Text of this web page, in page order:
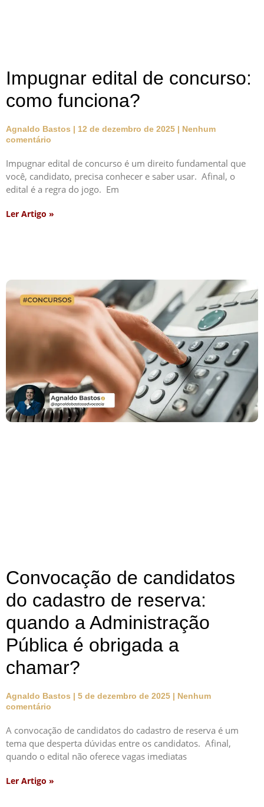
Impugnar edital de concurso:
como funciona?
Agnaldo Bastos 12 de dezembro de 2025
Nenhum
comentário
Impugnar edital de concurso é um direito fundamental que
você, candidato, precisa conhecer e saber usar. Afinal, o
edital é a regra do jogo. Em
Ler Artigo »
Convocação de candidatos
do cadastro de reserva:
quando a Administração
Pública é obrigada a
chamar?
Agnaldo Bastos 5 de dezembro de 2025
Nenhum
comentário
A convocação de candidatos do cadastro de reserva é um
tema que desperta dúvidas entre os candidatos. Afinal,
quando o edital não oferece vagas imediatas
Ler Artigo »